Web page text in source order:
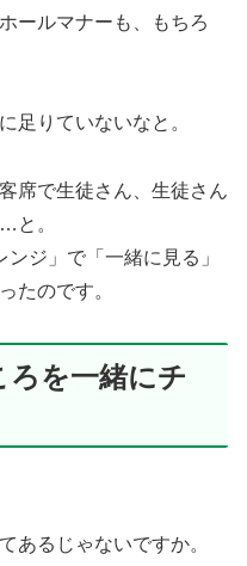
ールマナーも、もちろ
足りていないなと。
席で生徒さん、生徒さん
と。
ジ」で「一緒に見る」
たのです。
ろを一緒にチ
あるじゃないですか。